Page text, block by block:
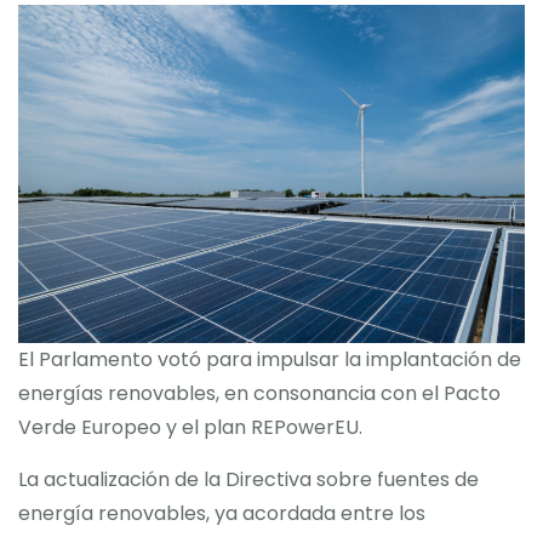
Marcas
Contacto
El Parlamento votó para impulsar la implantación de
energías renovables, en consonancia con el Pacto
Verde Europeo y el plan REPowerEU.
La actualización de la Directiva sobre fuentes de
energía renovables, ya acordada entre los